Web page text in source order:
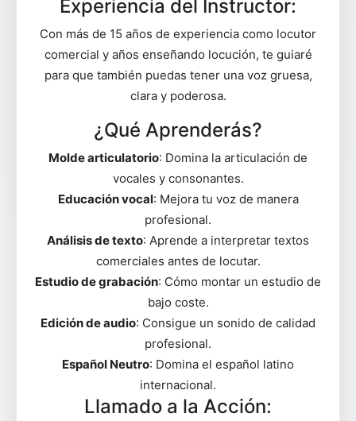
Experiencia del Instructor:
Con más de 15 años de experiencia como locutor
comercial y años enseñando locución, te guiaré
para que también puedas tener una voz gruesa,
clara y poderosa.
¿Qué Aprenderás?
Molde articulatorio: Domina la articulación de
vocales y consonantes.
Educación vocal: Mejora tu voz de manera
profesional.
Análisis de texto: Aprende a interpretar textos
comerciales antes de locutar.
Estudio de grabación: Cómo montar un estudio de
bajo coste.
Edición de audio: Consigue un sonido de calidad
profesional.
Español Neutro: Domina el español latino
internacional.
Llamado a la Acción: